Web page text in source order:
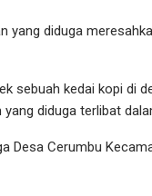
yang diduga
sebuah kedai kopi di
diduga terlibat
Desa Cerumbu